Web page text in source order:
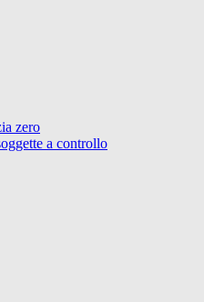
zero
a controllo